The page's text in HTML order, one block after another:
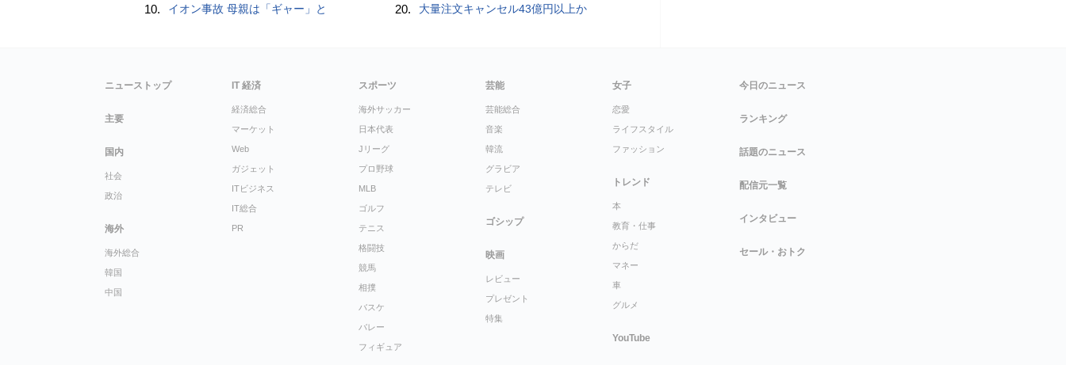
10. イオン事故 母親は「ギャー」と 20. 大量注文キャンセル43億円以上か
ニューストップ
主要
国内
社会
政治
海外
海外総合
韓国
中国
IT 経済
経済総合
マーケット
Web
ガジェット
ITビジネス
IT総合
PR
スポーツ
海外サッカー
日本代表
Jリーグ
プロ野球
MLB
ゴルフ
テニス
格闘技
競馬
相撲
バスケ
バレー
フィギュア
芸能
芸能総合
音楽
韓流
グラビア
テレビ
ゴシップ
映画
レビュー
プレゼント
特集
女子
恋愛
ライフスタイル
ファッション
トレンド
本
教育・仕事
からだ
マネー
車
グルメ
YouTube
今日のニュース
ランキング
話題のニュース
配信元一覧
インタビュー
セール・おトク